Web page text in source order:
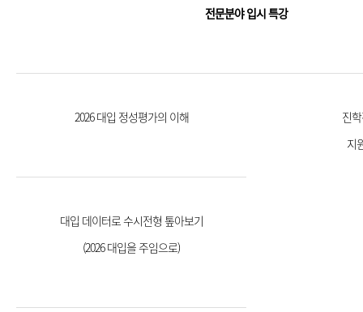
전문분야 입시 특강
2026 대입 정성평가의 이해
진
지
대입 데이터로 수시전형 톺아보기
(2026 대입을 주임으로)